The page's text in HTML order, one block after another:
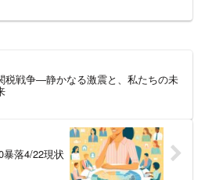
税戦争―静かなる激震と、私たちの未
落4/22現状